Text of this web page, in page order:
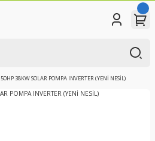
50HP 38KW SOLAR POMPA INVERTER (YENİ NESİL)